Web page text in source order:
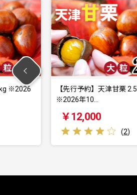
※2026
【先行予約】天津甘栗 2.5kg
※2026年10…
￥12,000
( )